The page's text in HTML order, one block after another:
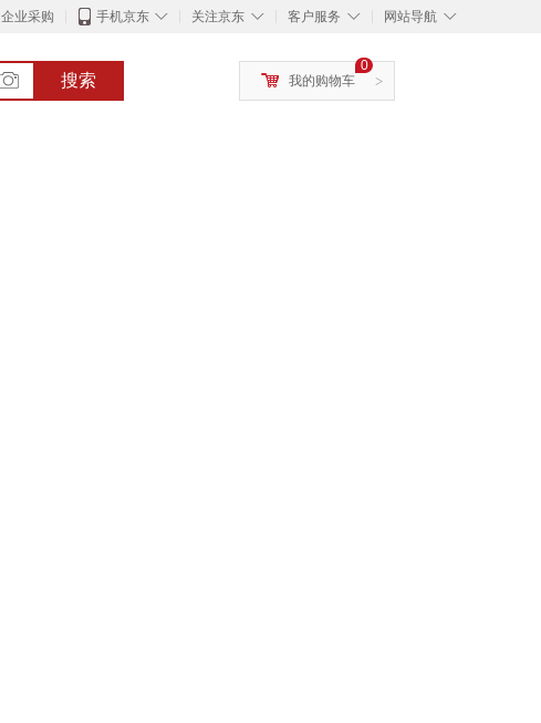
企业采购 ◇
手机京东 ◇
关注京东 ◇
客户服务 ◇
网站导航
搜索 >
0
我的购物车